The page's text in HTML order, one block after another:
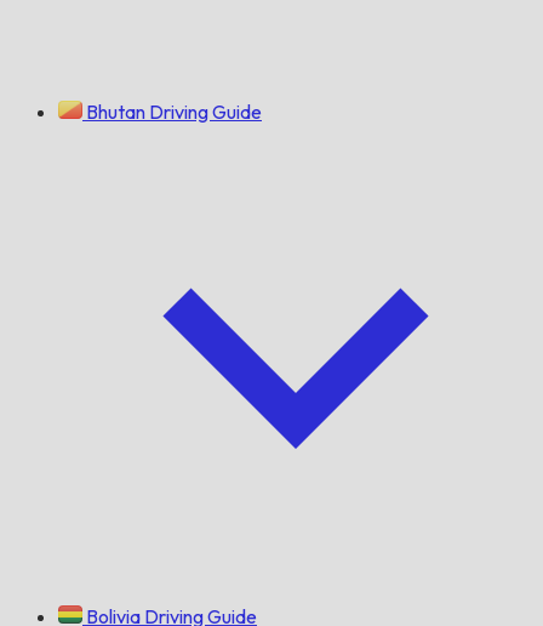
Bhutan Driving Guide
Bolivia Driving Guide